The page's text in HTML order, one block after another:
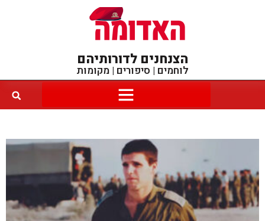
הצנחנים לדורותיהם
לוחמים | סיפורים | מקומות